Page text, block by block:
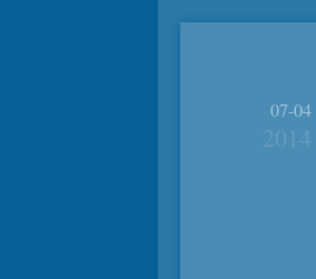
07-04
2014